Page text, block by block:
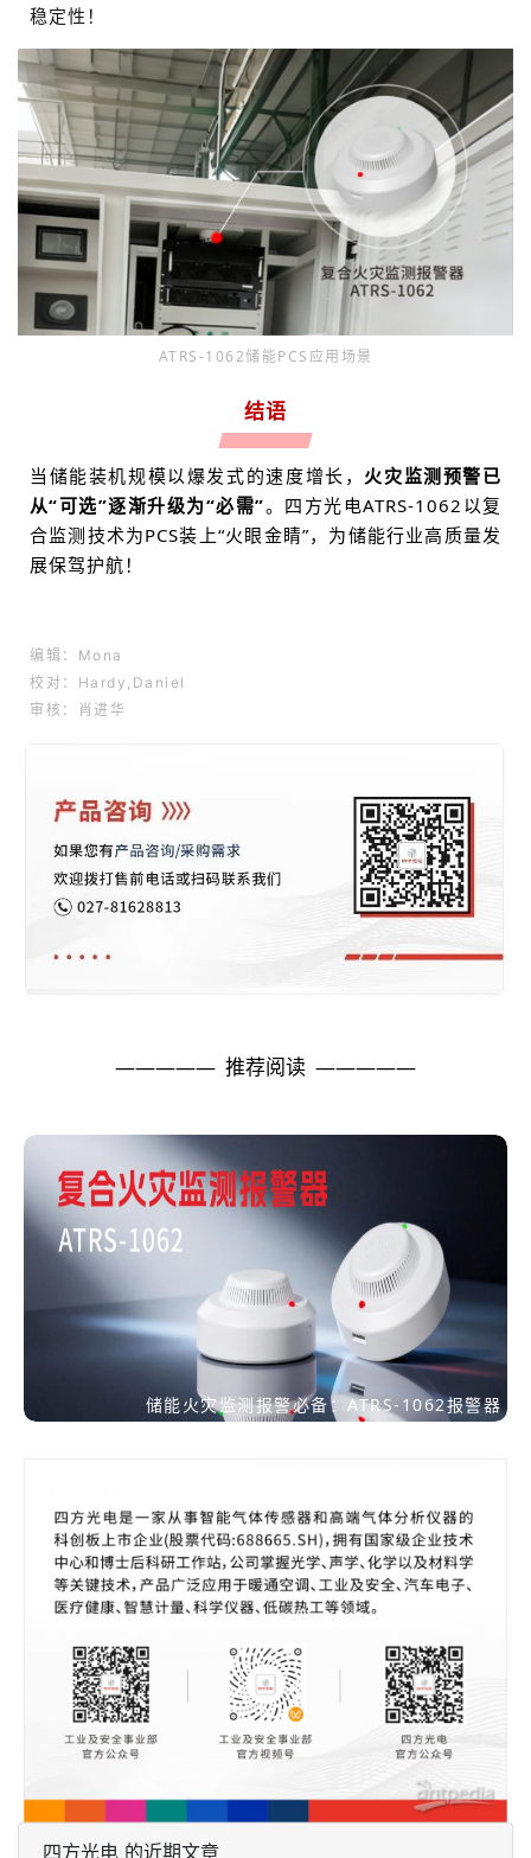
稳定性！
ATRS-1062储能PCS应用场景
结语
当储能装机规模以爆发式的速度增长， 火灾监测预警已
从“可选”逐渐升级为“必需”。四方光电ATRS-1062以复
合监测技术为PCS装上“火眼金睛”，为储能行业高质量发
展保驾护航 ！
编辑：Mona
校对 ：Hardy, Daniel
审核：肖进华
————— 推荐阅读 —————
储能火灾监测报警必备：ATRS-1062报警器
四方光电 的近期文章